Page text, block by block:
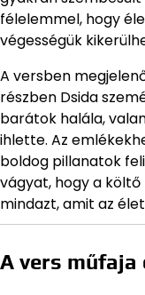
félelemmel, hogy
végességük
A versben
részben Dsida
barátok halála,
ihlette. Az
boldog pillanatok
vágyat, hogy a
mindazt, amit az
A vers